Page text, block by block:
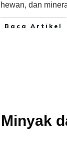
hewan, dan
Baca Artikel
Minyak